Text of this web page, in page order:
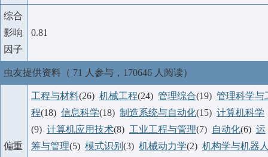
综合
影响
因子
0.81
虫友提供资料（ 71 人参与，170646 人阅读）
偏重
工程与材料(26) 机械工程(24) 管理综合(19) 管理科学与
程(18) 信息科学(18) 制造系统与自动化(15) 计算机科学
(9) 计算机应用技术(8) 工业工程与管理(7) 自动化(6) 运
筹与管理(5) 模式识别 (3) 机械动力学(2) 机构学与机器